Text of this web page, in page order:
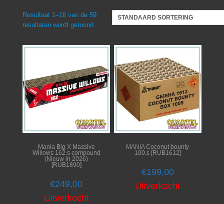
Resultaat 1–16 van de 59
resultaten wordt getoond
Mania Big X Massive
Willows 162.s compound
(Nieuw in 2026)
[RUB1890]
€249,00
Uitverkocht
MANIA Coconut bounty
100.s [RUB1612]
€199,00
Uitverkocht